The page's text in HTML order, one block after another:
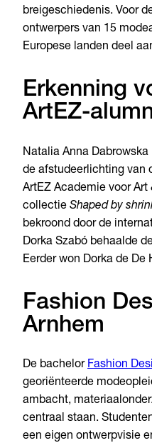
breigeschiedenis. Voor
ontwerpers van 15
Europese landen deel
Erkenning
ArtEZ-
Natalia Anna
de afstudeerlichting van
ArtEZ Academie voor
collectie Shaped by
bekroond door de
Dorka Szabó behaalde
Eerder won Dorka de De
Fashion
Arnhem
De bachelorFashion
georiënteerde
ambacht,
centraal staan.
een eigen ontwerpvisie